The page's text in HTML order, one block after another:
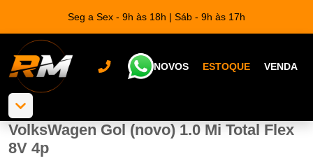
Seg a Sex - 9h às 18h | Sáb - 9h às 17h
NOVOS ESTOQUE VENDA
VolksWagen Gol (novo) 1.0 Mi Total Flex
8V 4p